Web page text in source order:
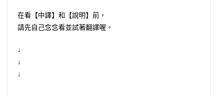
在看【中譯】和【說明】前，
請先自己念念看並試著翻譯喔。
↓
↓
↓